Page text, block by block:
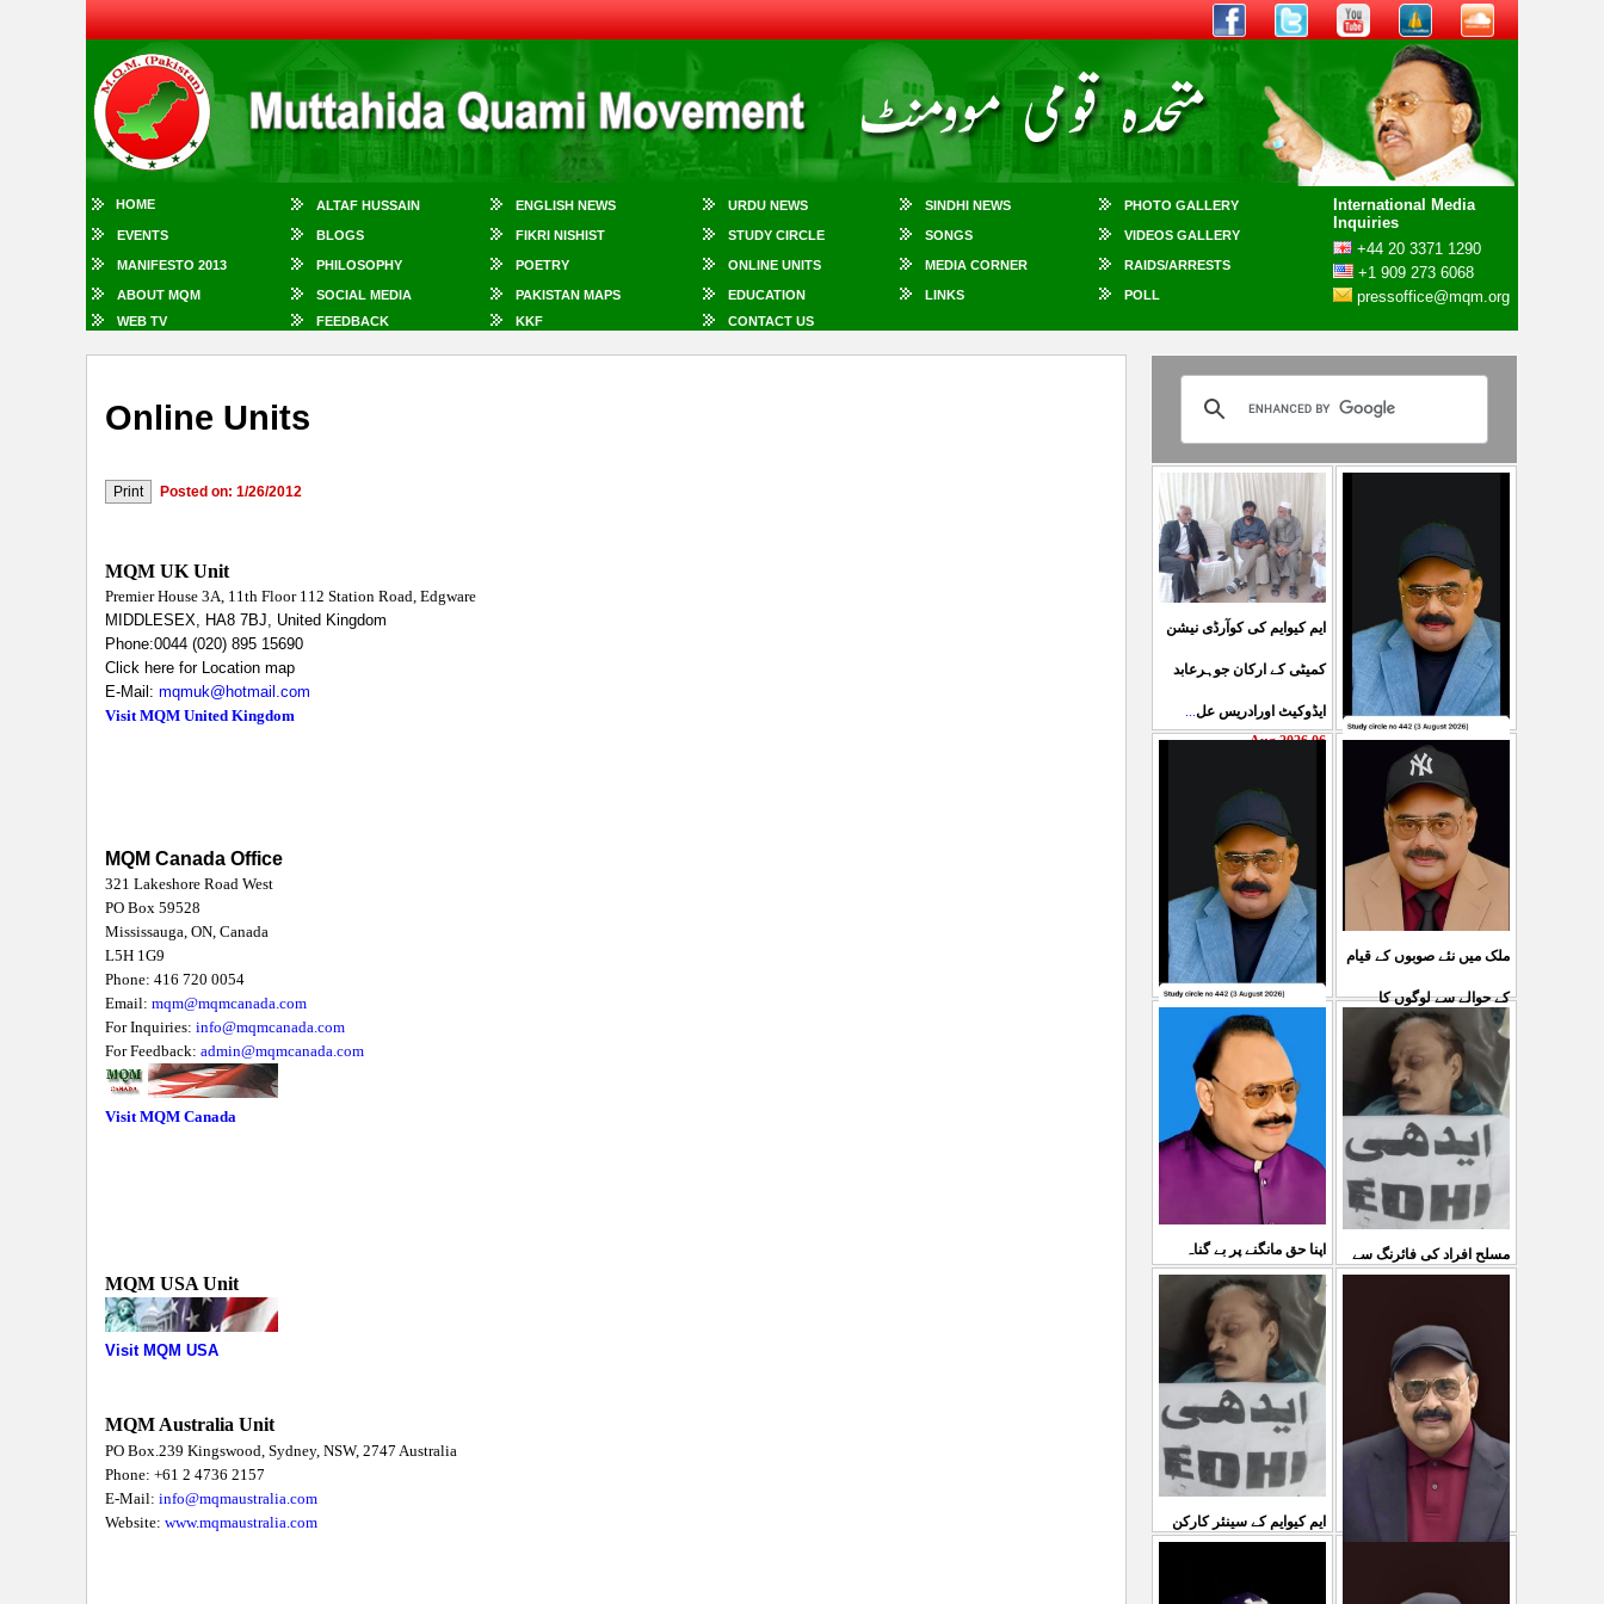
HOME ALTAF HUSSAIN ENGLISH NEWS URDU NEWS SINDHI NEWS PHOTO GALLERY
International Media
Inquiries
+44 20 3371 1290
+1 909 273 6068
pressoffice@mqm.org
EVENTS BLOGS FIKRI NISHIST STUDY CIRCLE SONGS VIDEOS GALLERY
MANIFESTO 2013 PHILOSOPHY POETRY ONLINE UNITS MEDIA CORNER RAIDS/ARRESTS
ABOUT MQM SOCIAL MEDIA PAKISTAN MAPS EDUCATION LINKS
POLL
WEB TV
FEEDBACK KKF CONTACT US
Online Units
Posted on: 1/26/2012
MQM UK Unit
Premier House 3A, 11th Floor 112 Station Road, Edgware
MIDDLESEX, HA8 7BJ, United Kingdom
Phone:0044 (020) 895 15690
Click here for Location map
E-Mail: mqmuk@hotmail.com
Visit MQM United Kingdom
MQM Canada Office
321 Lakeshore Road West
PO Box 59528
Mississauga, ON, Canada
L5H 1G9
Phone: 416 720 0054
Email: mqm@mqmcanada.com
For Inquiries: info@mqmcanada.com
For Feedback: admin@mqmcanada.com
Visit MQM Canada
MQM USA Unit
Visit MQM USA
MQM Australia Unit
PO Box.239 Kingswood, Sydney, NSW, 2747 Australia
Phone: +61 2 4736 2157
E-Mail: info@mqmaustralia.com
Website: www.mqmaustralia.com
ایم کیوایم کی کوآرڈی نیشن
کمیٹی کے ارکان جوہرعابد
ایڈوکیٹ اورادریس عل...
06 Aug 2026
حکومت پاکستان کی جانب
سے آزادکشمیرالیکشن کی
صحیح رپورٹنگ کرنے والے
...
کشمیرکا کونہ کونہ لہو
لہو ہے لیکن حکومت کواس
کی کوئی پرواہ نہیں ہے
04 Aug 2026
ملک میں نئے صوبوں کے قیام
کے حوالے سے لوگوں کا
مطالبہ بالکل درست ہے۔ ا
03 Aug 2026
اپنا حق مانگنے پر بے گناہ
کشمیریوں کو گولیاں مارکر
شہ رگ کوکاٹ دیا گی
31 Jul 2026
مسلح افراد کی فائرنگ سے
سمیع الدین رحمانی ک
ایم کیوایم کے سینئر کارکن